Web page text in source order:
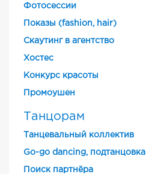
Фотосессии
Показы (fashion, hair)
Скаутинг в агентство
Хостес
Конкурс красоты
Промоушен
Танцорам
Танцевальный коллектив
Go-go dancing, подтанцовка
Поиск партнёра